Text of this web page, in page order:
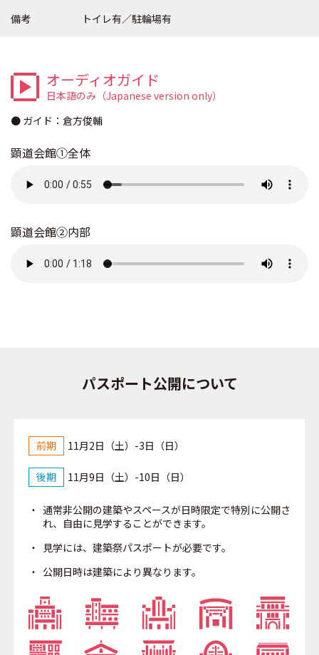
備考
トイレ有／駐輪場有
オーディオガイド
日本語のみ（Japanese version only）
● ガイド：倉方俊輔
顕道会館①全体
顕道会館②内部
パスポート公開について
前期 11月2日（土）-3日（日）
後期 11月9日（土）-10日（日）
通常非公開の建築やスペースが日時限定で特別に公開さ
れ、自由に見学することができます。
見学には、建築祭パスポートが必要です。
公開日時は建築により異なります。